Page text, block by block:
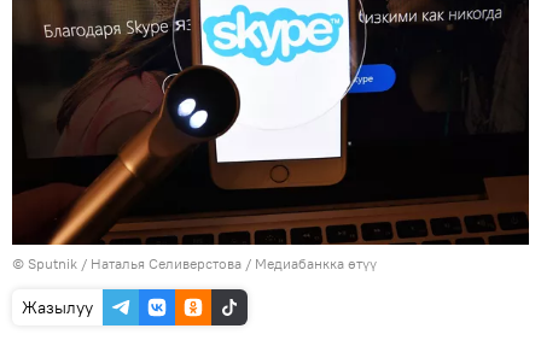
© Sputnik / Наталья Селиверстова / Медиабанкка өтүү
Жазылуу